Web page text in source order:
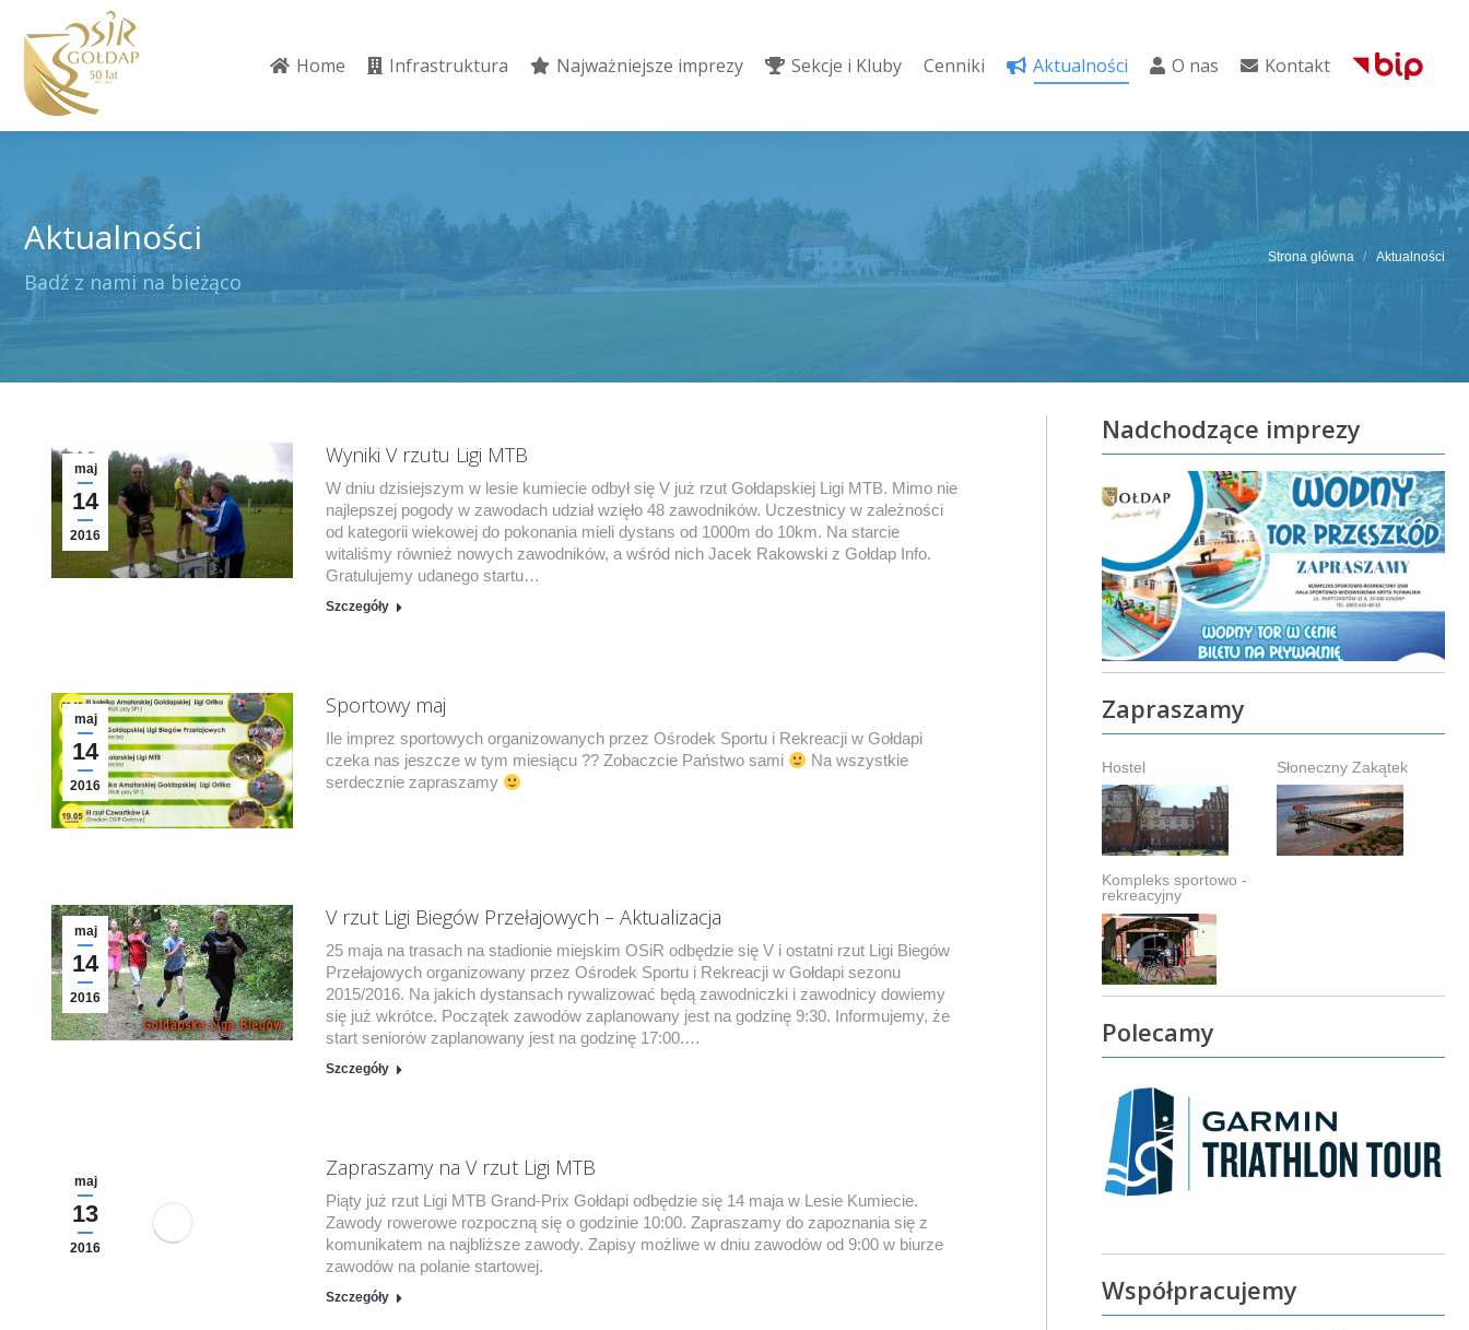
Home Infrastruktura Najważniejsze imprezy Sekcje i Kluby Cenniki Aktualności O nas Kontakt
Aktualności
Badź z nami na bieżąco
Jesteś tutaj: Strona główna Aktualności
maj
14
2016
Wyniki V rzutu Ligi MTB
W dniu dzisiejszym w lesie kumiecie odbył się V już rzut Gołdapskiej Ligi MTB. Mimo nie
najlepszej pogody w zawodach udział wzięło 48 zawodników. Uczestnicy w zależności
od kategorii wiekowej do pokonania mieli dystans od 1000m do 10km. Na starcie
witaliśmy również nowych zawodników, a wśród nich Jacek Rakowski z Gołdap Info.
Gratulujemy udanego startu…
Szczegóły
maj
14
2016
Sportowy maj
Ile imprez sportowych organizowanych przez Ośrodek Sportu i Rekreacji w Gołdapi
czeka nas jeszcze w tym miesiącu ?? Zobaczcie Państwo sami
Na wszystkie
serdecznie zapraszamy
maj
14
2016
V rzut Ligi Biegów Przełajowych – Aktualizacja
25 maja na trasach na stadionie miejskim OSiR odbędzie się V i ostatni rzut Ligi Biegów
Przełajowych organizowany przez Ośrodek Sportu i Rekreacji w Gołdapi sezonu
2015/2016. Na jakich dystansach rywalizować będą zawodniczki i zawodnicy dowiemy
się już wkrótce. Początek zawodów zaplanowany jest na godzinę 9:30. Informujemy, że
start seniorów zaplanowany jest na godzinę 17:00.…
Szczegóły
maj
13
2016
Zapraszamy na V rzut Ligi MTB
Piąty już rzut Ligi MTB Grand-Prix Gołdapi odbędzie się 14 maja w Lesie Kumiecie.
Zawody rowerowe rozpoczną się o godzinie 10:00. Zapraszamy do zapoznania się z
komunikatem na najbliższe zawody. Zapisy możliwe w dniu zawodów od 9:00 w biurze
zawodów na polanie startowej.
Szczegóły
Nadchodzące imprezy
Zapraszamy
Hostel Słoneczny Zakątek
Kompleks sportowo -
rekreacyjny
Polecamy
Współpracujemy
Home Infrastruktura Najważniejsze imprezy Sekcje i Kluby Cenniki Aktualności O nas Kontakt